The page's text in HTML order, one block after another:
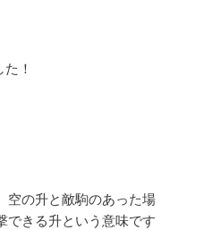
！
空の升と敵駒のあった場
できる升という意味です